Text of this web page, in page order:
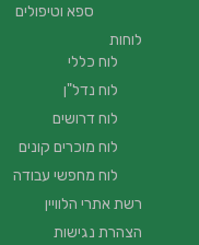
ספא וטיפולים
לוחות
לוח כללי
לוח נדל"ן
לוח דרושים
לוח מוכרים קונים
לוח מחפשי עבודה
רשת אתרי הלוויין
הצהרת נגישות